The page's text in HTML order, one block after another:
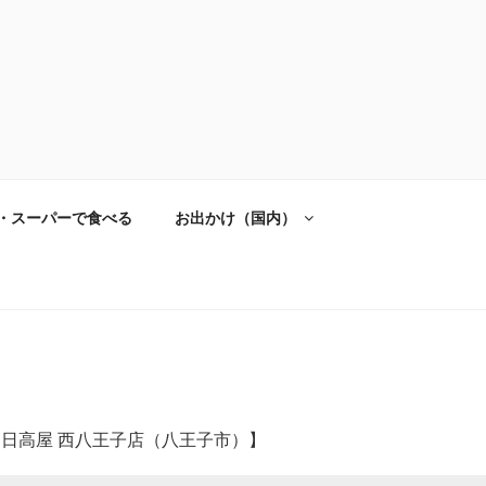
スーパーで食べる お出かけ（国内）
高屋 西八王子店（八王子市）】